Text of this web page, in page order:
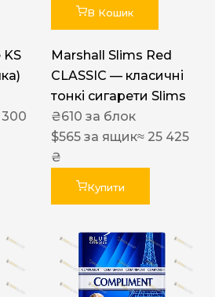
KS
В Кошик
Marshall Slims Red
CLASSIC — класичні
тонкі сигарети Slims
₴610 за блок
$565 за ящик≈ 25 425
₴
Купити